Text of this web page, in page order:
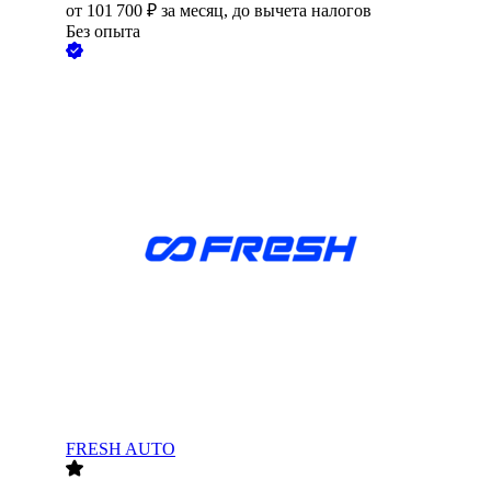
от 101 700 ₽ за месяц, до вычета налогов
Без опыта
FRESH AUTO